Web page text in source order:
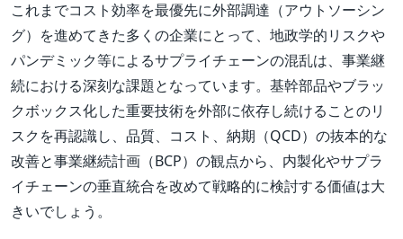
これまでコスト効率を最優先に外部調達（アウトソーシン
グ）を進めてきた多くの企業にとって、地政学的リスクや
パンデミック等によるサプライチェーンの混乱は、事業継
続における深刻な課題となっています。基幹部品やブラッ
クボックス化した重要技術を外部に依存し続けることのリ
スクを再認識し、品質、コスト、納期（QCD）の抜本的な
改善と事業継続計画（BCP）の観点から、内製化やサプラ
イチェーンの垂直統合を改めて戦略的に検討する価値は大
きいでしょう。